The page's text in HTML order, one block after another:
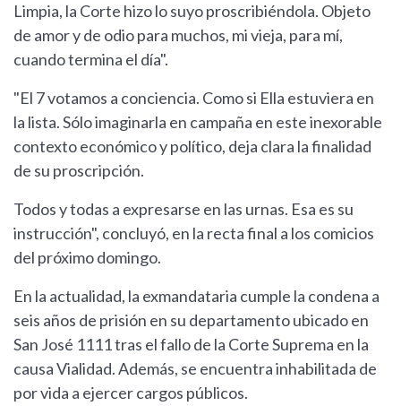
Limpia, la Corte hizo lo suyo proscribiéndola. Objeto
de amor y de odio para muchos, mi vieja, para mí,
cuando termina el día".
"El 7 votamos a conciencia. Como si Ella estuviera en
la lista. Sólo imaginarla en campaña en este inexorable
contexto económico y político, deja clara la finalidad
de su proscripción.
Todos y todas a expresarse en las urnas. Esa es su
instrucción", concluyó, en la recta final a los comicios
del próximo domingo.
En la actualidad, la exmandataria cumple la condena a
seis años de prisión en su departamento ubicado en
San José 1111 tras el fallo de la Corte Suprema en la
causa Vialidad. Además, se encuentra inhabilitada de
por vida a ejercer cargos públicos.